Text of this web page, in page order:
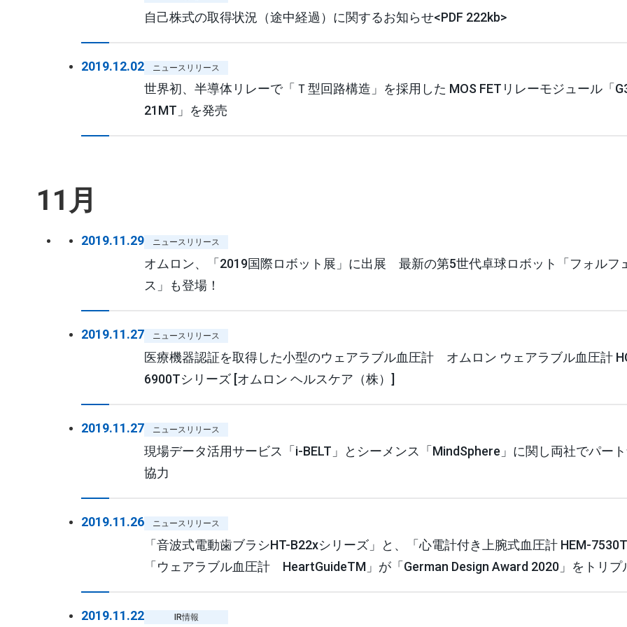
自己株式の取得状況（途中経過）に関するお知らせ<PDF 222kb>
2019.12.02 ニュースリリース
世界初、半導体リレーで「Ｔ型回路構造」を採用した MOS FETリレーモジュール「
21MT」を発売
11月
2019.11.29 ニュースリリース
オムロン、「2019国際ロボット展」に出展 最新の第5世代卓球ロボット「フォルフ
ス」も登場！
2019.11.27 ニュースリリース
医療機器認証を取得した小型のウェアラブル血圧計 オムロン ウェアラブル血圧計
6900Tシリーズ [オムロン ヘルスケア（株）]
2019.11.27 ニュースリリース
現場データ活用サービス「i-BELT」とシーメンス「MindSphere」に関し両社でパー
協力
2019.11.26 ニュースリリース
「音波式電動歯ブラシHT-B22xシリーズ」と、「心電計付き上腕式血圧計 HEM-7530T
「ウェアラブル血圧計 HeartGuideTM」が「German Design Award 2020」をトリプ
2019.11.22
IR情報